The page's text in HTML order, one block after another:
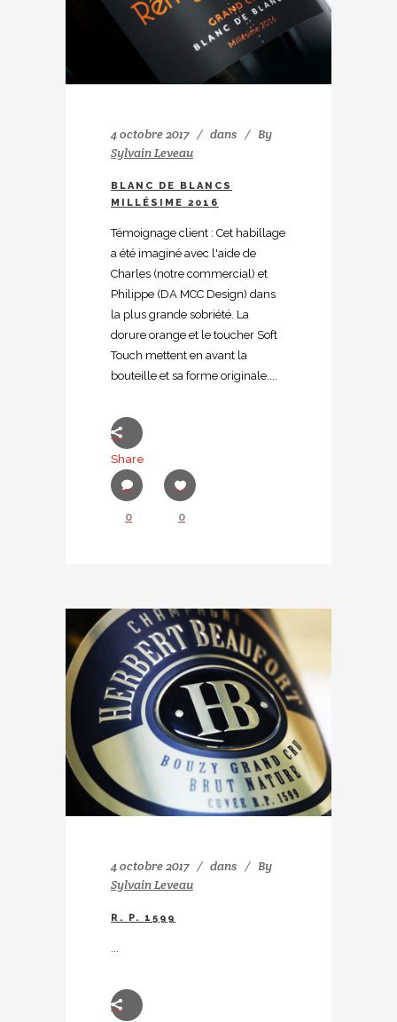
4 octobre 2017 dans
By
Sylvain Leveau
BLANC DE BLANCS
MILLÉSIME 2016
Témoignage client : Cet habillage
a été imaginé avec l'aide de
Charles (notre commercial) et
Philippe (DA MCC Design) dans
la plus grande sobriété. La
dorure orange et le toucher Soft
Touch mettent en avant la
bouteille et sa forme originale....
Share
0 0
4 octobre 2017 dans
By
Sylvain Leveau
R. P. 1599